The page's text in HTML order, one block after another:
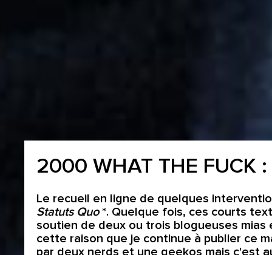
2000 WHAT THE FUCK :
Le recueil en ligne de quelques
Statuts Quo *. Quelque fois, ces courts
soutien de deux ou trois blogueuses
cette raison que je continue à publier ce
par deux nerds et une geekos mais c'est